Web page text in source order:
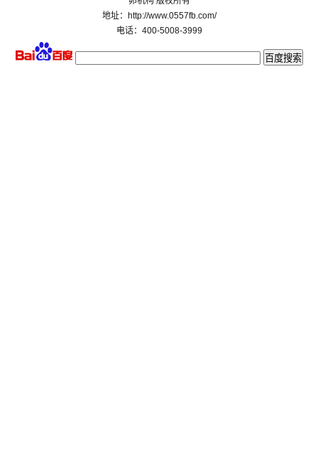
地址：http://www.0557fb.com/
电话：400-5008-3999